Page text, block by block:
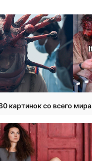
картинок со всего мира